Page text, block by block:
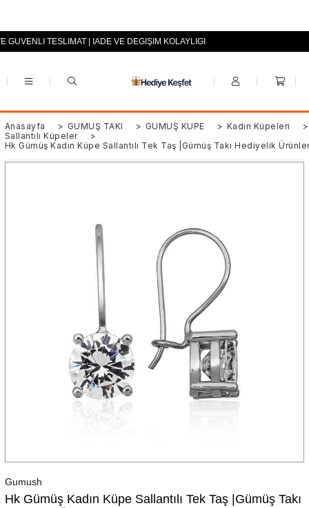
+90 (0553) 694 94 70
TESLİMAT | İADE VE DEĞİŞİM KOLAYLIĞI
Anasayfa > GÜMÜŞ TAKI > GÜMÜŞ KÜPE > Kadın Küpeleri
>
Sallantılı Küpeler
>
Hk ​Gümüş Kadın Küpe Sallantılı Tek Taş |Gümüş Takı Hediyelik
Gumush
Hk ​Gümüş Kadın Küpe Sallantılı Tek Taş |Gümüş Takı